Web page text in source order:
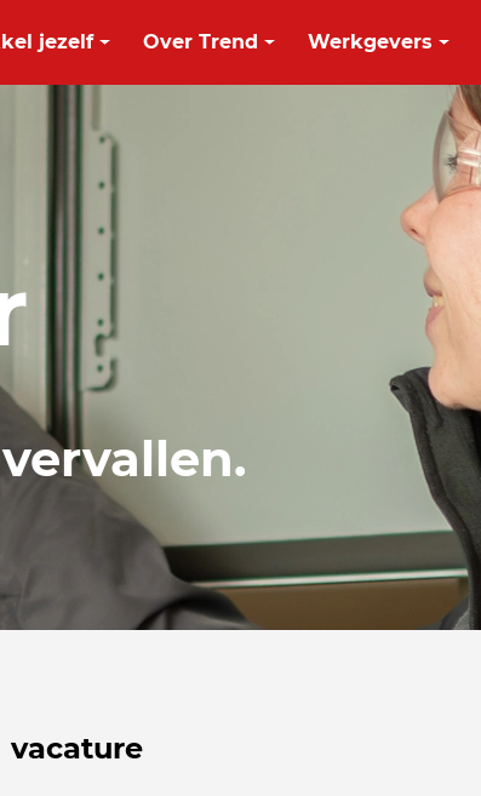
jezelf Over Trend Werkgevers
vacature